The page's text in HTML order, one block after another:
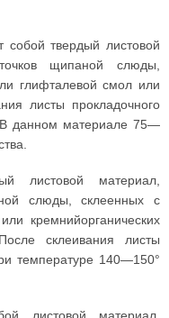
собой твердый листовой
щипаной слюды,
глифталевой смол или
листы прокладочного
В данном материале 75—
материал,
слюды, склеенных с
кремнийорганических
склеивания листы
температуре 140—150°